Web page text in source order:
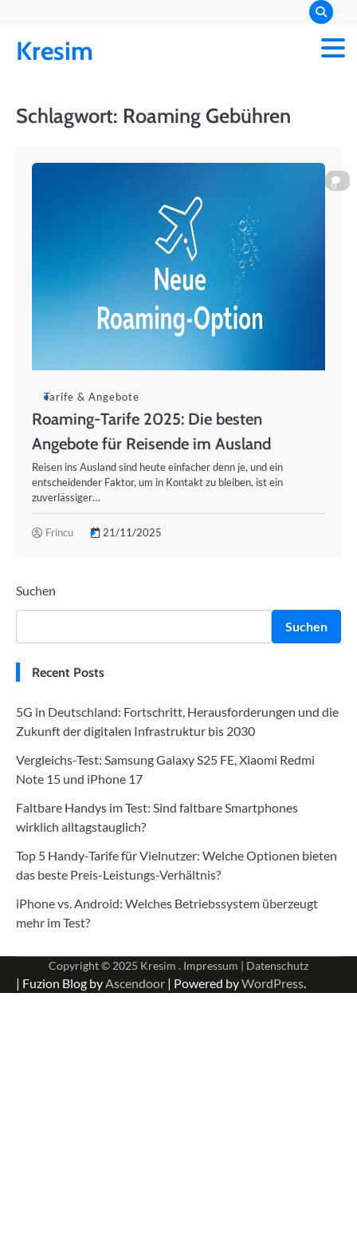
content
Kresim
Schlagwort: Roaming Gebühren
0
Tarife & Angebote
Roaming-Tarife 2025: Die besten
Angebote für Reisende im Ausland
Reisen ins Ausland sind heute einfacher denn je, und ein
entscheidender Faktor, um in Kontakt zu bleiben, ist ein
zuverlässiger…
Frincu 21/11/2025
Suchen
Suchen
Recent Posts
5G in Deutschland: Fortschritt, Herausforderungen und die
Zukunft der digitalen Infrastruktur bis 2030
Vergleichs-Test: Samsung Galaxy S25 FE, Xiaomi Redmi
Note 15 und iPhone 17
Faltbare Handys im Test: Sind faltbare Smartphones
wirklich alltagstauglich?
Top 5 Handy-Tarife für Vielnutzer: Welche Optionen bieten
das beste Preis-Leistungs-Verhältnis?
iPhone vs. Android: Welches Betriebssystem überzeugt
mehr im Test?
Copyright © 2025 Kresim . Impressum | Datenschutz
| Fuzion Blog byAscendoor | Powered byWordPress.